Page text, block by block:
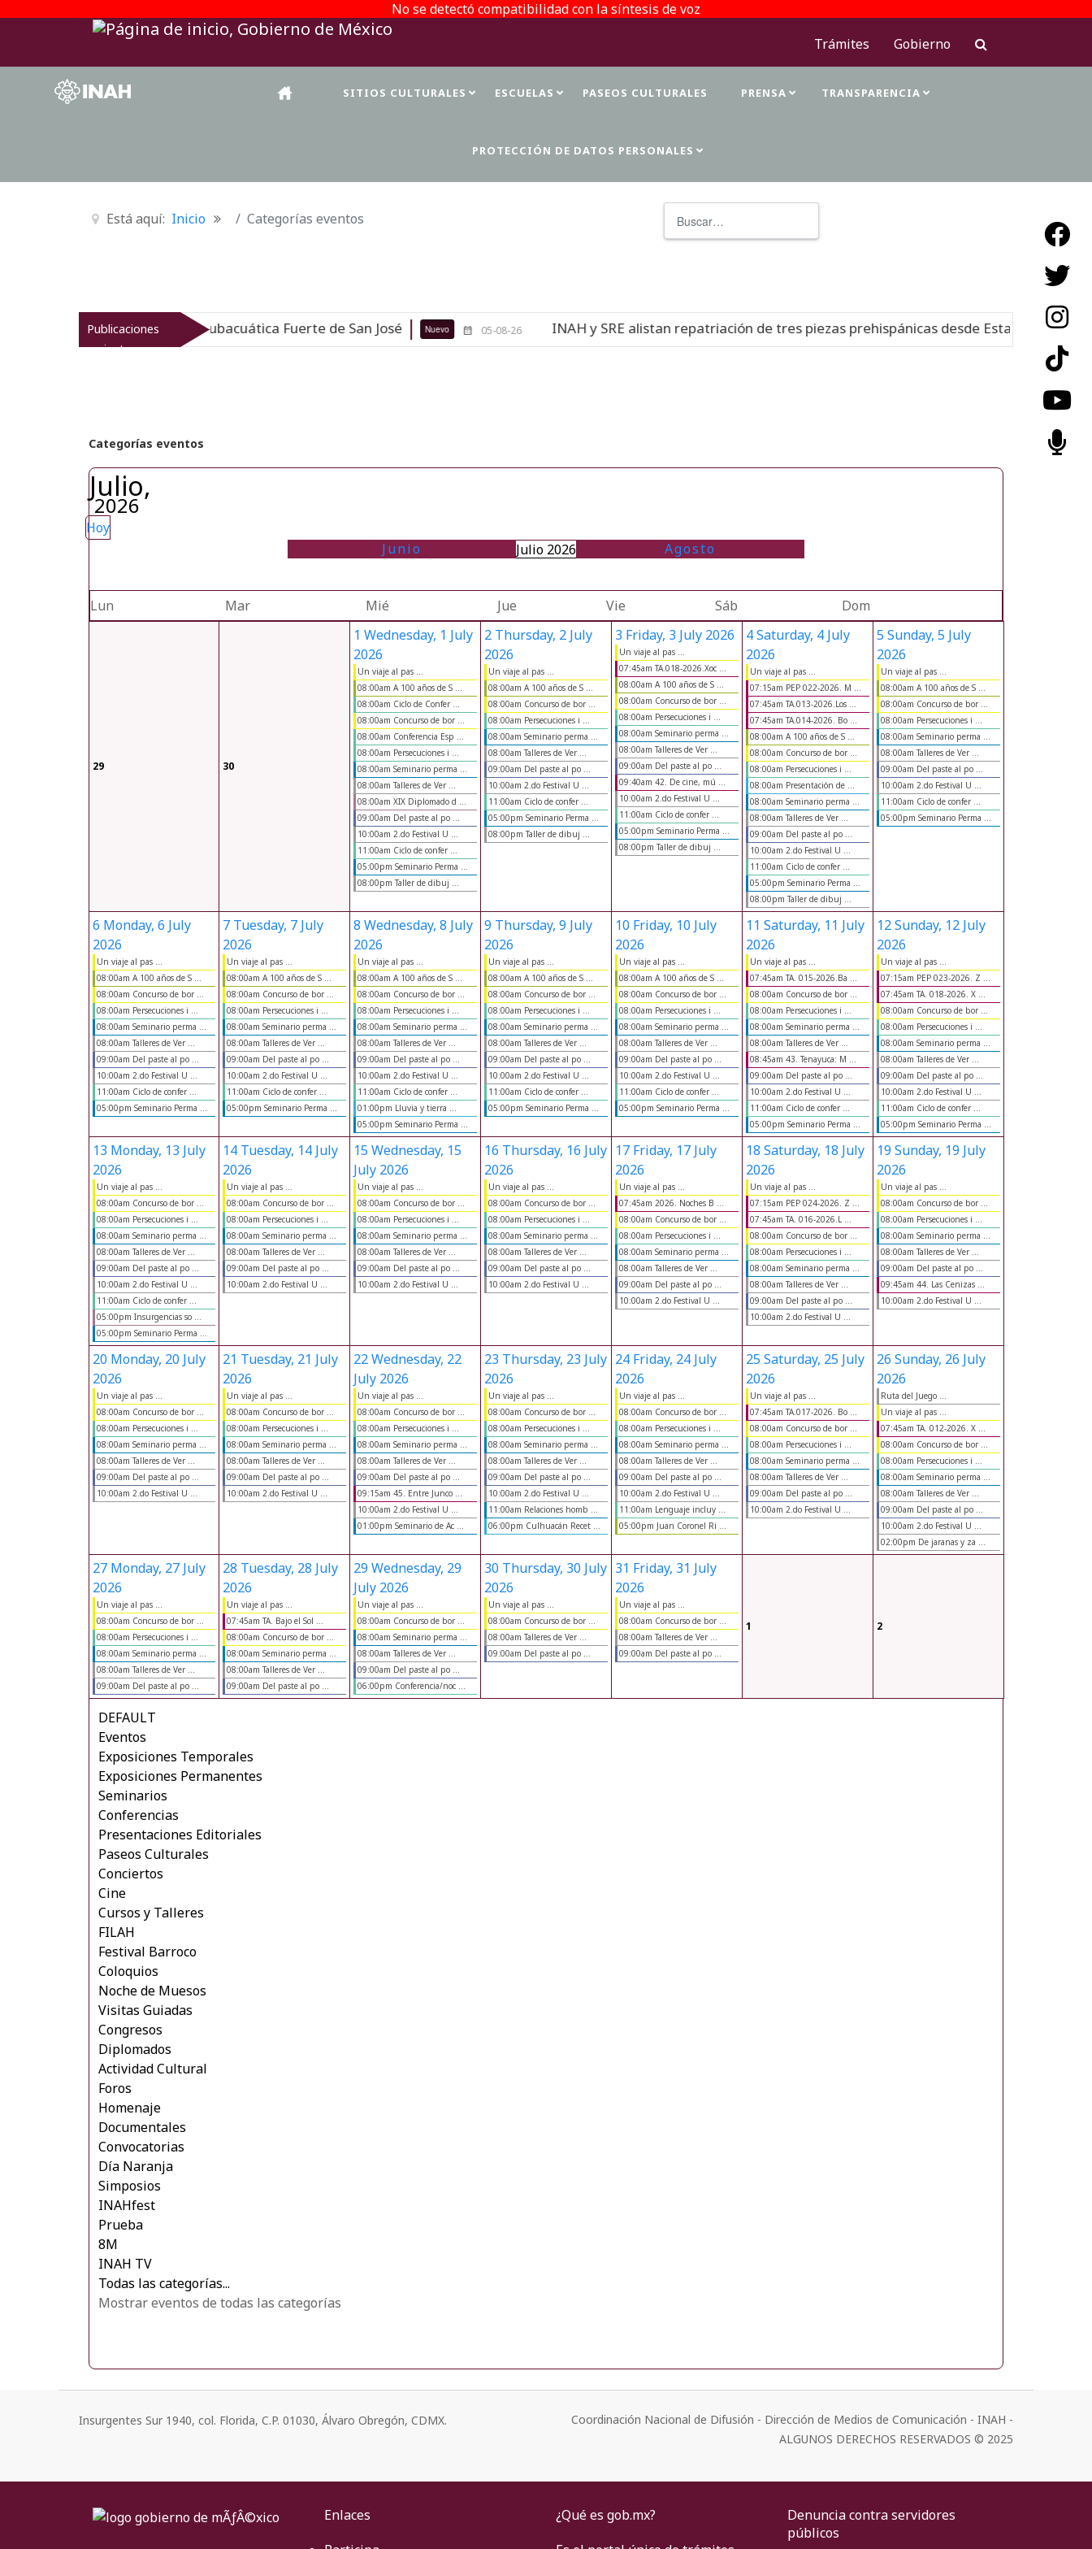
No se detectó compatibilidad con la síntesis de voz
Trámites
Gobierno
SITIOS CULTURALES ESCUELAS PASEOS CULTURALES PRENSA TRANSPARENCIA
PROTECCIÓN DE DATOS PERSONALES
Está aquí: Inicio Categorías eventos
Publicaciones
recientes
de Arqueología Subacuática Fuerte de San José Nuevo 05-08-26 INAH y SRE alistan repatriación de tres piezas prehispánicas desde Estados Unidos Nuevo
Categorías eventos
Julio,
2026
Hoy
Junio
Julio 2026 Agosto
Lun Mar Mié Jue Vie Sáb Dom
29 30
1 Wednesday, 1 July
2026
Un viaje al pas ...
08:00am A 100 años de S ...
08:00am Ciclo de Confer ...
08:00am Concurso de bor ...
08:00am Conferencia Esp ...
08:00am Persecuciones i ...
08:00am Seminario perma ...
08:00am Talleres de Ver ...
08:00am XIX Diplomado d ...
09:00am Del paste al po ...
10:00am 2.do Festival U ...
11:00am Ciclo de confer ...
05:00pm Seminario Perma ...
08:00pm Taller de dibuj ...
2 Thursday, 2 July
2026
Un viaje al pas ...
08:00am A 100 años de S ...
08:00am Concurso de bor ...
08:00am Persecuciones i ...
08:00am Seminario perma ...
08:00am Talleres de Ver ...
09:00am Del paste al po ...
10:00am 2.do Festival U ...
11:00am Ciclo de confer ...
05:00pm Seminario Perma ...
08:00pm Taller de dibuj ...
3 Friday, 3 July 2026
Un viaje al pas ...
07:45am TA.018-2026.Xoc ...
08:00am A 100 años de S ...
08:00am Concurso de bor ...
08:00am Persecuciones i ...
08:00am Seminario perma ...
08:00am Talleres de Ver ...
09:00am Del paste al po ...
09:40am 42. De cine, mú ...
10:00am 2.do Festival U ...
11:00am Ciclo de confer ...
05:00pm Seminario Perma ...
08:00pm Taller de dibuj ...
4Saturday, 4 July
2026
Un viaje al pas ...
07:15am PEP 022-2026. M ...
07:45am TA.013-2026.Los ...
07:45am TA.014-2026. Bo ...
08:00am A 100 años de S ...
08:00am Concurso de bor ...
08:00am Persecuciones i ...
08:00am Presentación de ...
08:00am Seminario perma ...
08:00am Talleres de Ver ...
09:00am Del paste al po ...
10:00am 2.do Festival U ...
11:00am Ciclo de confer ...
05:00pm Seminario Perma ...
08:00pm Taller de dibuj ...
5 Sunday, 5 July
2026
Un viaje al pas ...
08:00am A 100 años de S ...
08:00am Concurso de bor ...
08:00am Persecuciones i ...
08:00am Seminario perma ...
08:00am Talleres de Ver ...
09:00am Del paste al po ...
10:00am 2.do Festival U ...
11:00am Ciclo de confer ...
05:00pm Seminario Perma ...
6 Monday, 6 July
2026
Un viaje al pas ...
08:00am A 100 años de S ...
08:00am Concurso de bor ...
08:00am Persecuciones i ...
08:00am Seminario perma ...
08:00am Talleres de Ver ...
09:00am Del paste al po ...
10:00am 2.do Festival U ...
11:00am Ciclo de confer ...
05:00pm Seminario Perma ...
7 Tuesday, 7 July
2026
Un viaje al pas ...
08:00am A 100 años de S ...
08:00am Concurso de bor ...
08:00am Persecuciones i ...
08:00am Seminario perma ...
08:00am Talleres de Ver ...
09:00am Del paste al po ...
10:00am 2.do Festival U ...
11:00am Ciclo de confer ...
05:00pm Seminario Perma ...
8 Wednesday, 8 July
2026
Un viaje al pas ...
08:00am A 100 años de S ...
08:00am Concurso de bor ...
08:00am Persecuciones i ...
08:00am Seminario perma ...
08:00am Talleres de Ver ...
09:00am Del paste al po ...
10:00am 2.do Festival U ...
11:00am Ciclo de confer ...
01:00pm Lluvia y tierra ...
05:00pm Seminario Perma ...
9 Thursday, 9 July
2026
Un viaje al pas ...
08:00am A 100 años de S ...
08:00am Concurso de bor ...
08:00am Persecuciones i ...
08:00am Seminario perma ...
08:00am Talleres de Ver ...
09:00am Del paste al po ...
10:00am 2.do Festival U ...
11:00am Ciclo de confer ...
05:00pm Seminario Perma ...
10 Friday, 10 July
2026
Un viaje al pas ...
08:00am A 100 años de S ...
08:00am Concurso de bor ...
08:00am Persecuciones i ...
08:00am Seminario perma ...
08:00am Talleres de Ver ...
09:00am Del paste al po ...
10:00am 2.do Festival U ...
11:00am Ciclo de confer ...
05:00pm Seminario Perma ...
11 Saturday, 11 July
2026
Un viaje al pas ...
07:45am TA. 015-2026.Ba ...
08:00am Concurso de bor ...
08:00am Persecuciones i ...
08:00am Seminario perma ...
08:00am Talleres de Ver ...
08:45am 43. Tenayuca: M ...
09:00am Del paste al po ...
10:00am 2.do Festival U ...
11:00am Ciclo de confer ...
05:00pm Seminario Perma ...
12Sunday, 12 July
2026
Un viaje al pas ...
07:15am PEP 023-2026. Z ...
07:45am TA. 018-2026. X ...
08:00am Concurso de bor ...
08:00am Persecuciones i ...
08:00am Seminario perma ...
08:00am Talleres de Ver ...
09:00am Del paste al po ...
10:00am 2.do Festival U ...
11:00am Ciclo de confer ...
05:00pm Seminario Perma ...
13 Monday, 13 July
2026
Un viaje al pas ...
08:00am Concurso de bor ...
08:00am Persecuciones i ...
08:00am Seminario perma ...
08:00am Talleres de Ver ...
09:00am Del paste al po ...
10:00am 2.do Festival U ...
11:00am Ciclo de confer ...
05:00pm Insurgencias so ...
05:00pm Seminario Perma ...
14 Tuesday, 14 July
2026
Un viaje al pas ...
08:00am Concurso de bor ...
08:00am Persecuciones i ...
08:00am Seminario perma ...
08:00am Talleres de Ver ...
09:00am Del paste al po ...
10:00am 2.do Festival U ...
15 Wednesday, 15
July 2026
Un viaje al pas ...
08:00am Concurso de bor ...
08:00am Persecuciones i ...
08:00am Seminario perma ...
08:00am Talleres de Ver ...
09:00am Del paste al po ...
10:00am 2.do Festival U ...
16 Thursday, 16 July
2026
Un viaje al pas ...
08:00am Concurso de bor ...
08:00am Persecuciones i ...
08:00am Seminario perma ...
08:00am Talleres de Ver ...
09:00am Del paste al po ...
10:00am 2.do Festival U ...
17 Friday, 17 July
2026
Un viaje al pas ...
07:45am 2026. Noches B ...
08:00am Concurso de bor ...
08:00am Persecuciones i ...
08:00am Seminario perma ...
08:00am Talleres de Ver ...
09:00am Del paste al po ...
10:00am 2.do Festival U ...
18 Saturday, 18 July
2026
Un viaje al pas ...
07:15am PEP 024-2026. Z ...
07:45am TA. 016-2026.L ...
08:00am Concurso de bor ...
08:00am Persecuciones i ...
08:00am Seminario perma ...
08:00am Talleres de Ver ...
09:00am Del paste al po ...
10:00am 2.do Festival U ...
19 Sunday, 19 July
2026
Un viaje al pas ...
08:00am Concurso de bor ...
08:00am Persecuciones i ...
08:00am Seminario perma ...
08:00am Talleres de Ver ...
09:00am Del paste al po ...
09:45am 44. Las Cenizas ...
10:00am 2.do Festival U ...
20 Monday, 20 July
2026
Un viaje al pas ...
08:00am Concurso de bor ...
08:00am Persecuciones i ...
08:00am Seminario perma ...
08:00am Talleres de Ver ...
09:00am Del paste al po ...
10:00am 2.do Festival U ...
21 Tuesday, 21 July
2026
Un viaje al pas ...
08:00am Concurso de bor ...
08:00am Persecuciones i ...
08:00am Seminario perma ...
08:00am Talleres de Ver ...
09:00am Del paste al po ...
10:00am 2.do Festival U ...
22Wednesday, 22
July 2026
Un viaje al pas ...
08:00am Concurso de bor ...
08:00am Persecuciones i ...
08:00am Seminario perma ...
08:00am Talleres de Ver ...
09:00am Del paste al po ...
09:15am 45. Entre Junco ...
10:00am 2.do Festival U ...
01:00pm Seminario de Ac ...
23 Thursday, 23 July
2026
Un viaje al pas ...
08:00am Concurso de bor ...
08:00am Persecuciones i ...
08:00am Seminario perma ...
08:00am Talleres de Ver ...
09:00am Del paste al po ...
10:00am 2.do Festival U ...
11:00am Relaciones homb ...
06:00pm Culhuacán Recet ...
24 Friday, 24 July
2026
Un viaje al pas ...
08:00am Concurso de bor ...
08:00am Persecuciones i ...
08:00am Seminario perma ...
08:00am Talleres de Ver ...
09:00am Del paste al po ...
10:00am 2.do Festival U ...
11:00am Lenguaje incluy ...
05:00pm Juan Coronel Ri ...
25 Saturday, 25 July
2026
Un viaje al pas ...
07:45am TA.017-2026. Bo ...
08:00am Concurso de bor ...
08:00am Persecuciones i ...
08:00am Seminario perma ...
08:00am Talleres de Ver ...
09:00am Del paste al po ...
10:00am 2.do Festival U ...
26 Sunday, 26 July
2026
Ruta del Juego ...
Un viaje al pas ...
07:45am TA. 012-2026. X ...
08:00am Concurso de bor ...
08:00am Persecuciones i ...
08:00am Seminario perma ...
08:00am Talleres de Ver ...
09:00am Del paste al po ...
10:00am 2.do Festival U ...
02:00pm De jaranas y za ...
27 Monday, 27 July
2026
Un viaje al pas ...
08:00am Concurso de bor ...
08:00am Persecuciones i ...
08:00am Seminario perma ...
08:00am Talleres de Ver ...
09:00am Del paste al po ...
28 Tuesday, 28 July
2026
Un viaje al pas ...
07:45am TA. Bajo el Sol ...
08:00am Concurso de bor ...
08:00am Seminario perma ...
08:00am Talleres de Ver ...
09:00am Del paste al po ...
29 Wednesday, 29
July 2026
Un viaje al pas ...
08:00am Concurso de bor ...
08:00am Seminario perma ...
08:00am Talleres de Ver ...
09:00am Del paste al po ...
06:00pm Conferencia/noc ...
30 Thursday, 30 July
2026
Un viaje al pas ...
08:00am Concurso de bor ...
08:00am Talleres de Ver ...
09:00am Del paste al po ...
31 Friday, 31 July
2026
Un viaje al pas ...
08:00am Concurso de bor ...
08:00am Talleres de Ver ...
09:00am Del paste al po ...
1 2
DEFAULT
Eventos
Exposiciones Temporales
Exposiciones Permanentes
Seminarios
Conferencias
Presentaciones Editoriales
Paseos Culturales
Conciertos
Cine
Cursos y Talleres
FILAH
Festival Barroco
Coloquios
Noche de Muesos
Visitas Guiadas
Congresos
Diplomados
Actividad Cultural
Foros
Homenaje
Documentales
Convocatorias
Día Naranja
Simposios
INAHfest
Prueba
8M
INAH TV
Todas las categorías...
Mostrar eventos de todas las categorías
Insurgentes Sur 1940, col. Florida, C.P. 01030, Álvaro Obregón, CDMX.
Coordinación Nacional de Difusión - Dirección de Medios de Comunicación - INAH -
ALGUNOS DERECHOS RESERVADOS © 2025
Enlaces
¿Qué es gob.mx?
Denuncia contra servidores
públicos